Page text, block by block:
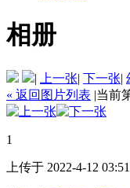
相册
| 上一张| 下一张|
« 返回图片列表 |当前
1
上传于 2022-4-12